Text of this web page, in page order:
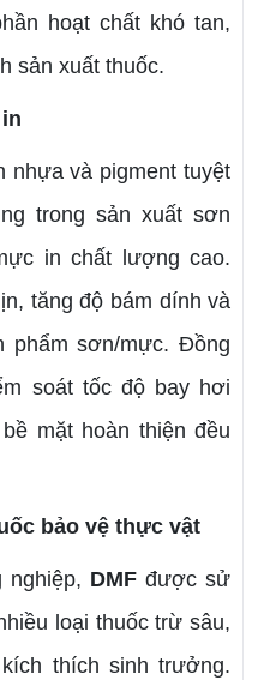
hoạt chất khó tan,
sản xuất thuốc.
và pigment tuyệt
trong sản xuất sơn
in chất lượng cao.
tăng độ bám dính và
phẩm sơn/mực. Đồng
soát tốc độ bay hơi
mặt hoàn thiện đều
bảo vệ thực vật
DMF được sử
loại thuốc trừ sâu,
thích sinh trưởng.